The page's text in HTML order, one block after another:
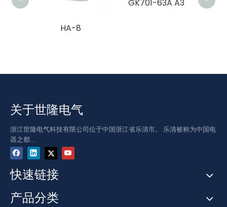
HA-8
GK701-63A A3
关于世隆电气
浙江世隆电气科技有限公司位于中国浙江省乐清市。 乐清被称为中国电
器之都....
快速链接
产品分类